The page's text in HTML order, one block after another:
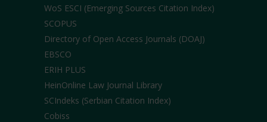
WoS ESCI (Emerging Sources Citation Index)
SCOPUS
Directory of Open Access Journals (DOAJ)
EBSCO
ERIH PLUS
HeinOnline Law Journal Library
SCIndeks (Serbian Citation Index)
Cobiss